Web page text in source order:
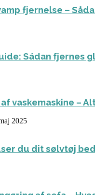
fjernelse –
Sådan fjernes
vaskemaskine –
2025
du dit sølvtøj